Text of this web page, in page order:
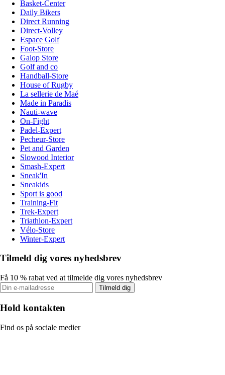
Basket-Center
Daily Bikers
Direct Running
Direct-Volley
Espace Golf
Foot-Store
Galop Store
Golf and co
Handball-Store
House of Rugby
La sellerie de Maé
Made in Paradis
Nauti-wave
On-Fight
Padel-Expert
Pecheur-Store
Pet and Garden
Slowood Interior
Smash-Expert
Sneak'In
Sneakids
Sport is good
Training-Fit
Trek-Expert
Triathlon-Expert
Vélo-Store
Winter-Expert
Tilmeld dig vores nyhedsbrev
Få 10 % rabat ved at tilmelde dig vores nyhedsbrev
Tilmeld dig
Hold kontakten
Find os på sociale medier